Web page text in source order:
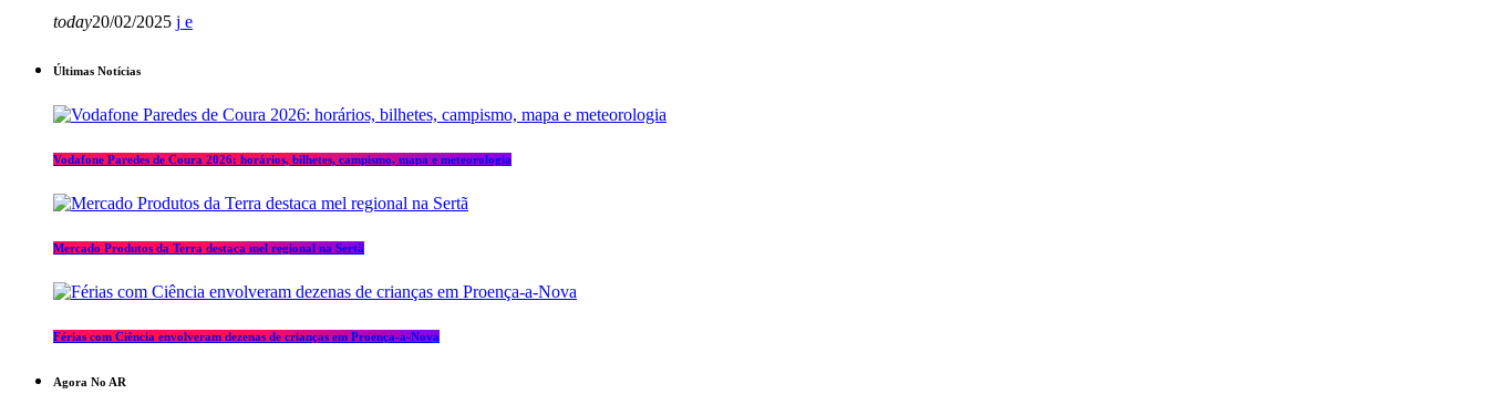
today20/02/2025
Últimas Notícias
Vodafone Paredes de Coura 2026: horários, bilhetes, campismo, mapa e meteorologia
Mercado Produtos da Terra destaca mel regional na Sertã
Férias com Ciência envolveram dezenas de crianças em Proença-a-Nova
Agora No AR